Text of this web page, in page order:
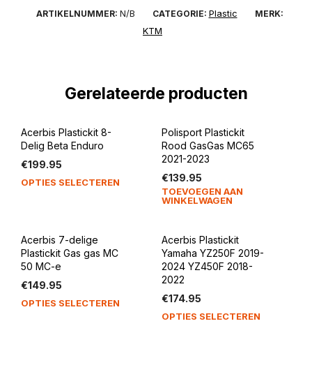
ARTIKELNUMMER: N/B CATEGORIE: Plastic MERK:
KTM
Gerelateerde producten
Acerbis Plastickit 8-
Delig Beta Enduro
€199.95
OPTIES SELECTEREN
variaties.
gekozen
Polisport Plastickit
Rood GasGas MC65
2021-2023
€139.95
TOEVOEGEN AAN
WINKELWAGEN
Acerbis 7-delige
Plastickit Gas gas MC
50 MC-e
€149.95
OPTIES SELECTEREN
Acerbis Plastickit
Yamaha YZ250F 2019-
2024 YZ450F 2018-
2022
€174.95
OPTIES SELECTERENDit